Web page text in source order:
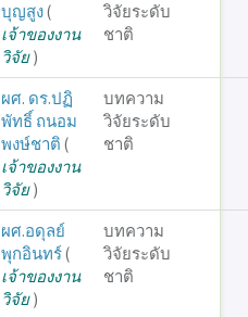
บุญสูง(
เจ้าของงาน
วิจัย)
วิจัยระดับ
ชาติ
ผศ. ดร.ปฏิ
พัทธิ์ ถนอม
พงษ์ชาติ (
เจ้าของงาน
วิจัย)
บทความ
วิจัยระดับ
ชาติ
ผศ.อดุลย์
พุกอินทร์(
เจ้าของงาน
วิจัย)
บทความ
วิจัยระดับ
ชาติ